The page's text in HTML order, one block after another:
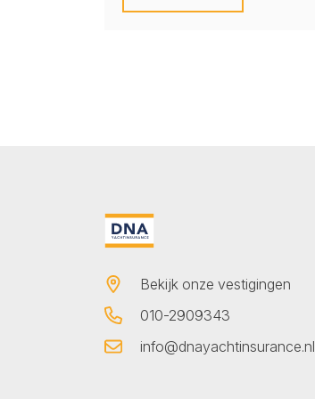
Bekijk onze vestigingen
010-2909343
info@dnayachtinsurance.nl